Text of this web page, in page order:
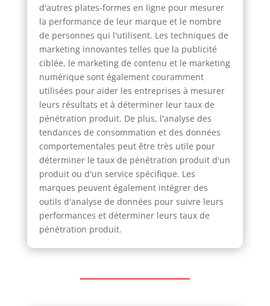
d'autres plates-formes en ligne pour mesurer
la performance de leur marque et le nombre
de personnes qui l'utilisent. Les techniques de
marketing innovantes telles que la publicité
ciblée, le marketing de contenu et le marketing
numérique sont également couramment
utilisées pour aider les entreprises à mesurer
leurs résultats et à déterminer leur taux de
pénétration produit. De plus, l'analyse des
tendances de consommation et des données
comportementales peut être très utile pour
déterminer le taux de pénétration produit d'un
produit ou d'un service spécifique. Les
marques peuvent également intégrer des
outils d'analyse de données pour suivre leurs
performances et déterminer leurs taux de
pénétration produit.